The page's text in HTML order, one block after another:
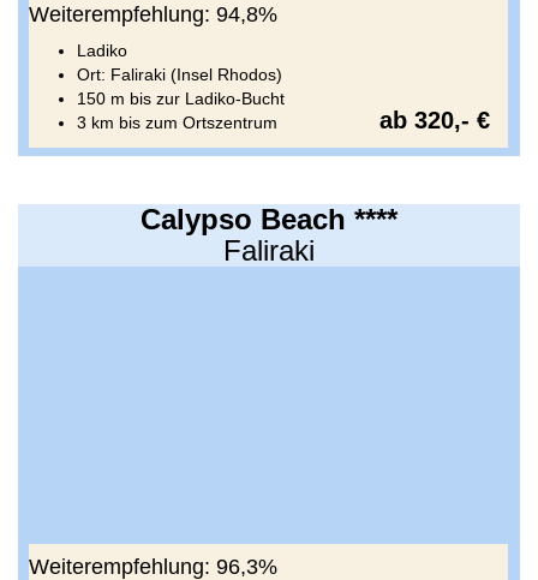
Weiterempfehlung: 94,8%
Ladiko
Ort: Faliraki (Insel Rhodos)
150 m bis zur Ladiko-Bucht
3 km bis zum Ortszentrum
ab 320,- €
Calypso Beach ****
Faliraki
Weiterempfehlung: 96,3%